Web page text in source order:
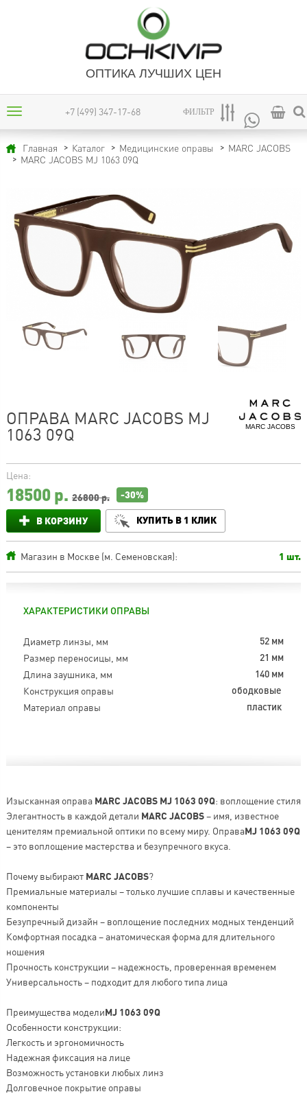
ОПТИКА ЛУЧШИХ ЦЕН
+7 (499) 347-17-68 ФИЛЬТР
Главная Каталог Медицинские оправы
MARC JACOBS
MARC JACOBS MJ 1063 09Q
MARC JACOBS
ОПРАВА MARC JACOBS MJ
1063 09Q
Цена:
18500р. 26800 р. -30%
В КОРЗИНУ КУПИТЬ В 1 КЛИК
Магазин в Москве (м. Семеновская): 1 шт.
ХАРАКТЕРИСТИКИ ОПРАВЫ
Диаметр линзы, мм 52 мм
Размер переносицы, мм 21 мм
Длина заушника, мм 140 мм
Конструкция оправы ободковые
Материал оправы пластик
Изысканная оправа MARC JACOBS MJ 1063 09Q: воплощение стиля
Элегантность в каждой детали MARC JACOBS– имя, известное
ценителям премиальной оптики по всему миру. ОправаMJ 1063 09Q
– это воплощение мастерства и безупречного вкуса.
Почему выбирают MARC JACOBS?
Премиальные материалы – только лучшие сплавы и качественные
компоненты
Безупречный дизайн – воплощение последних модных тенденций
Комфортная посадка – анатомическая форма для длительного
ношения
Прочность конструкции – надежность, проверенная временем
Универсальность – подходит для любого типа лица
Преимущества моделиMJ 1063 09Q
Особенности конструкции:
Легкость и эргономичность
Надежная фиксация на лице
Возможность установки любых линз
Долговечное покрытие оправы